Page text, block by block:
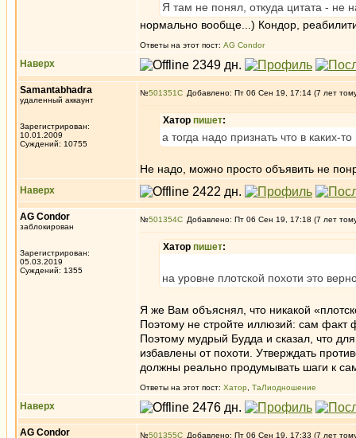
Я там не понял, откуда цитата - не
нормально вообще...) Кондор,
Ответы на этот пост: AG Condor
Наверх
Samantabhadra
удаленный аккаунт
Зарегистрирован:
10.01.2009
Суждений: 10755
№501351 Добавлено: Пт 06 Сен 19, 17:14 (7 лет
Хатор пишет:
а тогда надо признать что в каких-
Не надо, можно просто объявить не
Наверх
AG Condor
заблокирован
Зарегистрирован:
05.03.2019
Суждений: 1355
№501354 Добавлено: Пт 06 Сен 19, 17:18 (7 лет
Хатор пишет:
на уровне плотской похоти это
Я же Вам объяснял, что никакой
Поэтому не стройте иллюзий: сам факт
Поэтому мудрый Будда и сказал, что
избавлены от похоти. Утверждать
должны реально продумывать шаги к
Ответы на этот пост: Хатор ТаЛиодношение
Наверх
AG Condor №501355 Добавлено: Пт 06 Сен 19, 17:33 (7 лет